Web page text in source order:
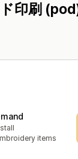
印刷
items